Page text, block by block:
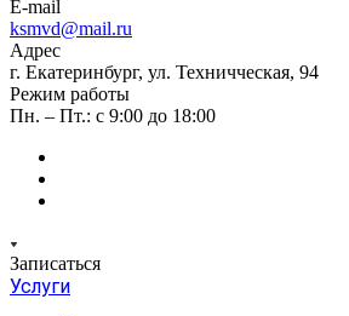
E-mail
ksmvd@mail.ru
Адрес
г. Екатеринбург, ул. Техничческая, 94
Режим работы
Пн. – Пт.: с 9:00 до 18:00
Записаться
Услуги